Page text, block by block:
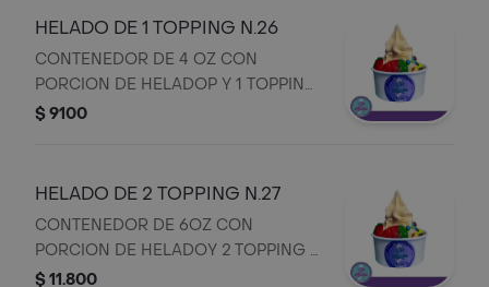
HELADO DE 1 TOPPING N.26
CONTENEDOR DE 4 OZ CON
PORCION DE HELADOP Y 1 TOPPING
A ELECION
$ 9100
HELADO DE 2 TOPPING N.27
CONTENEDOR DE 6OZ CON
PORCION DE HELADOY 2 TOPPING A
ELECION
$ 11.800